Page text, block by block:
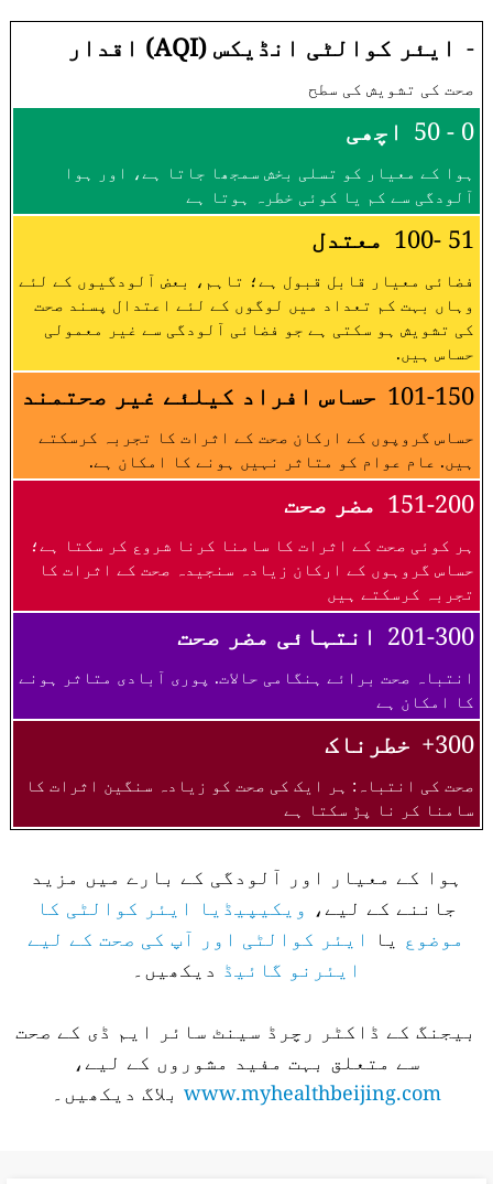
- ایئر کوالٹی انڈیکس (AQI) اقدار
صحت کی تشویش کی سطح
0 - 50 اچھی
ہوا کے معیار کو تسلی بخش سمجھا جاتا ہے، اور ہوا
آلودگی سے کم یا کوئی خطرہ ہوتا ہے
51 -100 معتدل
فضائی معیار قابل قبول ہے؛ تاہم، بعض آلودگیوں کے لئے
وہاں بہت کم تعداد میں لوگوں کے لئے اعتدال پسند صحت
کی تشویش ہو سکتی ہے جو فضائی آلودگی سے غیر معمولی
حساس ہیں.
101-150 حساس افراد کیلئے غیر صحتمند
حساس گروپوں کے ارکان صحت کے اثرات کا تجربہ کرسکتے
ہیں. عام عوام کو متاثر نہیں ہونے کا امکان ہے.
151-200 مضر صحت
ہر کوئی صحت کے اثرات کا سامنا کرنا شروع کر سکتا ہے؛
حساس گروہوں کے ارکان زیادہ سنجیدہ صحت کے اثرات کا
تجربہ کرسکتے ہیں
201-300 انتہائی مضر صحت
انتباہ صحت برائے ہنگامی حالات. پوری آبادی متاثر ہونے
کا امکان ہے
300+ خطرناک
صحت کی انتباہ: ہر ایک کی صحت کو زیادہ سنگین اثرات کا
سامنا کر نا پڑ سکتا ہے
ہوا کے معیار اور آلودگی کے بارے میں مزید
جاننے کے لیے، ویکیپیڈیا ایئر کوالٹی کا
موضوعیا
ایئر کوالٹی اور آپ کی صحت کے لیے
ایئرنو گائیڈدیکھیں۔
بیجنگ کے ڈاکٹر رچرڈ سینٹ سائر ایم ڈی کے صحت
سے متعلق بہت مفید مشوروں کے لیے،
www.myhealthbeijing.comبلاگ دیکھیں۔